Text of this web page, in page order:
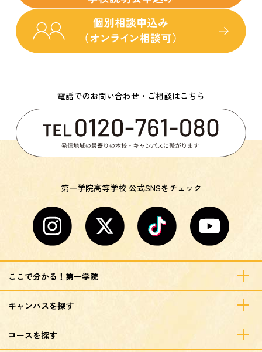
電話でのお問い合わせ・ご相談はこちら
第一学院高等学校 公式SNSをチェック
ここで分かる！第一学院
キャンパスを探す
コースを探す